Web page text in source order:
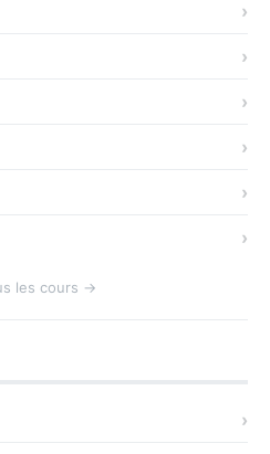
les cours →